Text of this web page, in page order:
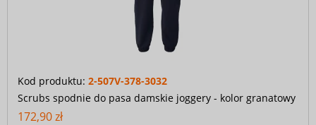
Kod produktu: 2-507V-378-3032
Scrubs spodnie do pasa damskie joggery - kolor granatowy
172,90 zł